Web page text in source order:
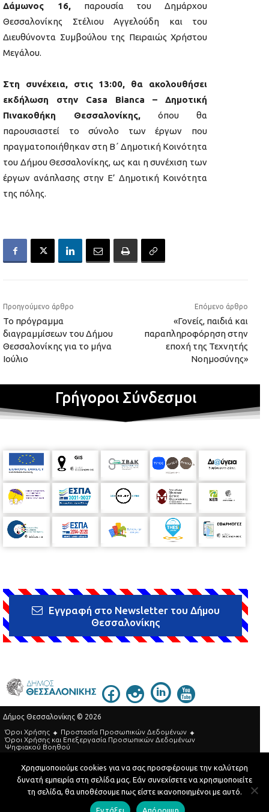
Δάμωνος 16,παρουσία του Δημάρχου
Θεσσαλονίκης Στέλιου Αγγελούδη και του
Διευθύνοντα Συμβούλου της Πειραιώς Χρήστου
Μεγάλου.
Στη συνέχεια, στις 13:00, θα ακολουθήσει
εκδήλωση στην Casa Bianca – Δημοτική
Πινακοθήκη Θεσσαλονίκης, όπου θα
παρουσιαστεί το σύνολο των έργων που
πραγματοποιήθηκαν στη Β΄ Δημοτική Κοινότητα
του Δήμου Θεσσαλονίκης, ως και η συνέχιση των
έργων ανάπλασης στην Ε’ Δημοτική Κοινότητα
της πόλης.
Προηγούμενο άρθρο
Το πρόγραμμα
διαγραμμίσεων του Δήμου
Θεσσαλονίκης για το μήνα
Ιούλιο
Επόμενο άρθρο
«Γονείς, παιδιά και
παραπληροφόρηση στην
εποχή της Τεχνητής
Νοημοσύνης»
Γρήγοροι Σύνδεσμοι
Εγγραφή στο Newsletter του Δήμου
Θεσσαλονίκης
Δήμος Θεσσαλονίκης © 2026
Όροι Χρήσης
Προστασία Προσωπικών Δεδομένων
Όροι Xρήσης και Eπεξεργασία Προσωπικών Δεδομένων
Ψηφιακού Βοηθού
Τηλεφωνικός Κατάλογος
Developed by MyCompany Projects
Χρησιμοποιούμε cookies για να σας προσφέρουμε την καλύτερη
δυνατή εμπειρία στη σελίδα μας. Εάν συνεχίσετε να χρησιμοποιείτε
τη σελίδα, θα υποθέσουμε πως είστε ικανοποιημένοι με αυτό.
Εντάξει Απόρριψη